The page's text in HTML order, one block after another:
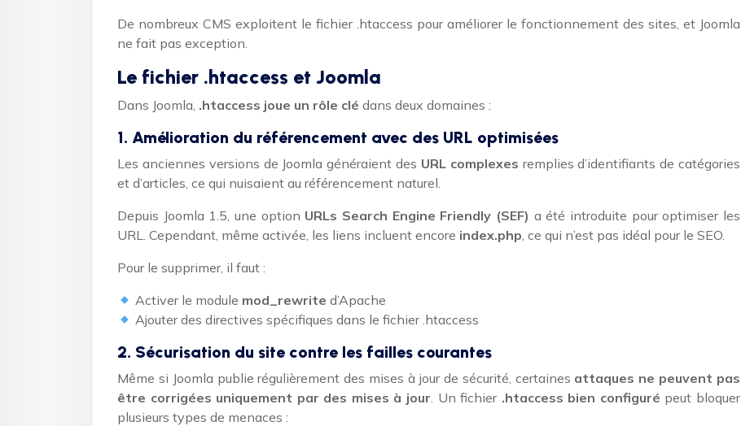
De nombreux CMS exploitent le fichier .htaccess pour améliorer le fonctionnement des sites, et Joomla
ne fait pas exception.
Le fichier .htaccess et Joomla
Dans Joomla, .htaccess joue un rôle clé dans deux domaines :
1. Amélioration du référencement avec des URL optimisées
Les anciennes versions de Joomla généraient des URL complexes remplies d’identifiants de catégories
et d’articles, ce qui nuisaient au référencement naturel.
Depuis Joomla 1.5, une option URLs Search Engine Friendly (SEF) a été introduite pour optimiser les
URL. Cependant, même activée, les liens incluent encore index.php, ce qui n’est pas idéal pour le SEO.
Pour le supprimer, il faut :
Activer le module mod_rewrite d’Apache
Ajouter des directives spécifiques dans le fichier .htaccess
2. Sécurisation du site contre les failles courantes
Même si Joomla publie régulièrement des mises à jour de sécurité, certaines attaques ne peuvent pas
être corrigées uniquement par des mises à jour. Un fichier .htaccess bien configuré peut bloquer
plusieurs types de menaces :